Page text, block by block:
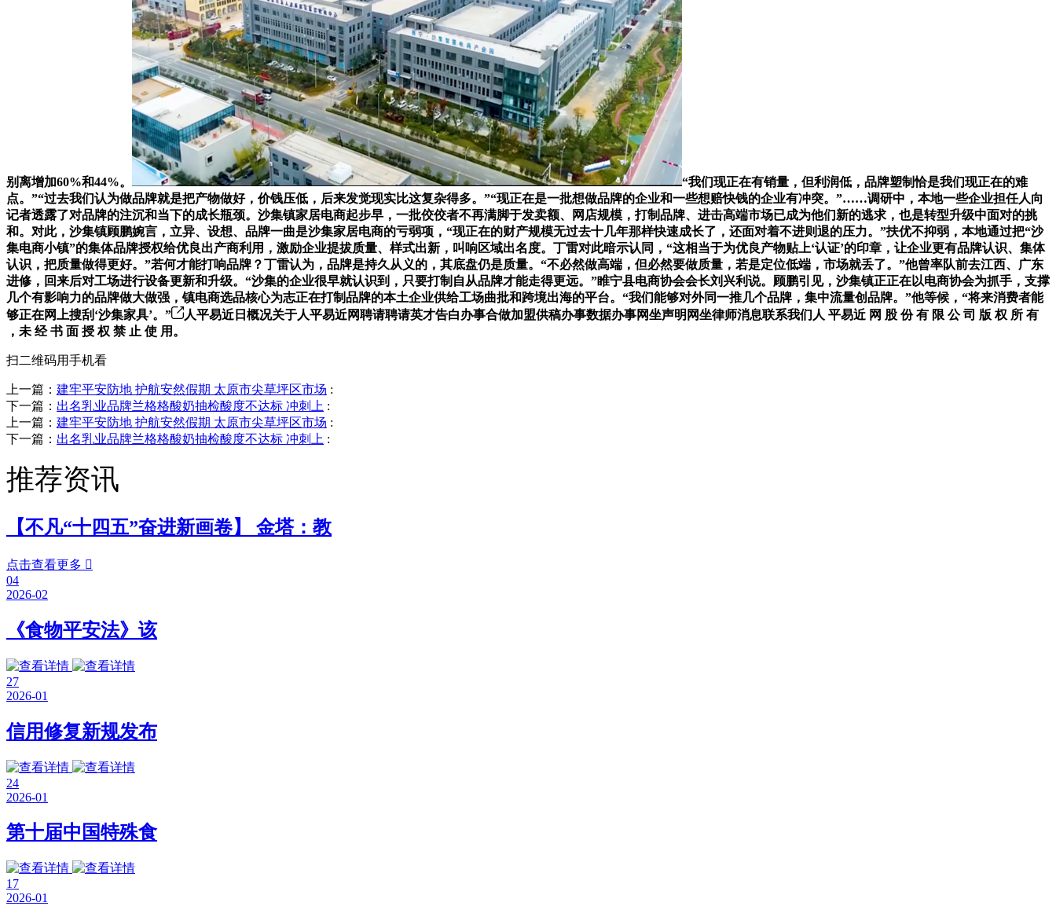
别离增加60%和44%。
“我们现正在有销量，但利润低，品牌塑制恰是我们现正在的难
点。”“过去我们认为做品牌就是把产物做好，价钱压低，后来发觉现实比这复杂得多。”“现正在是一批想做品牌的企业和一些想赔快钱的企业有冲突。”……调研中，本地一些企业担任人向
记者透露了对品牌的注沉和当下的成长瓶颈。沙集镇家居电商起步早，一批佼佼者不再满脚于发卖额、网店规模，打制品牌、进击高端市场已成为他们新的逃求，也是转型升级中面对的挑
和。对此，沙集镇顾鹏婉言，立异、设想、品牌一曲是沙集家居电商的亏弱项，“现正在的财产规模无过去十几年那样快速成长了，还面对着不进则退的压力。”扶优不抑弱，本地通过把“沙
集电商小镇”的集体品牌授权给优良出产商利用，激励企业提拔质量、样式出新，叫响区域出名度。丁雷对此暗示认同，“这相当于为优良产物贴上‘认证’的印章，让企业更有品牌认识、集体
认识，把质量做得更好。”若何才能打响品牌？丁雷认为，品牌是持久从义的，其底盘仍是质量。“不必然做高端，但必然要做质量，若是定位低端，市场就丢了。”他曾率队前去江西、广东
进修，回来后对工场进行设备更新和升级。“沙集的企业很早就认识到，只要打制自从品牌才能走得更远。”睢宁县电商协会会长刘兴利说。顾鹏引见，沙集镇正正在以电商协会为抓手，支撑
几个有影响力的品牌做大做强，镇电商选品核心为志正在打制品牌的本土企业供给工场曲批和跨境出海的平台。“我们能够对外同一推几个品牌，集中流量创品牌。”他等候，“将来消费者能
够正在网上搜刮‘沙集家具’。”
人平易近日概况关于人平易近网聘请聘请英才告白办事合做加盟供稿办事数据办事网坐声明网坐律师消息联系我们人 平易近 网 股 份 有 限 公 司 版 权 所 有
，未 经 书 面 授 权 禁 止 使 用。
扫二维码用手机看
上一篇： 建牢平安防地 护航安然假期 太原市尖草坪区市场 :
下一篇： 出名乳业品牌兰格格酸奶抽检酸度不达标 冲刺上 :
上一篇： 建牢平安防地 护航安然假期 太原市尖草坪区市场 :
下一篇： 出名乳业品牌兰格格酸奶抽检酸度不达标 冲刺上 :
推荐资讯
【不凡“十四五”奋进新画卷】 金塔：教
点击查看更多 
04
2026-02
《食物平安法》该
27
2026-01
信用修复新规发布
24
2026-01
第十届中国特殊食
17
2026-01